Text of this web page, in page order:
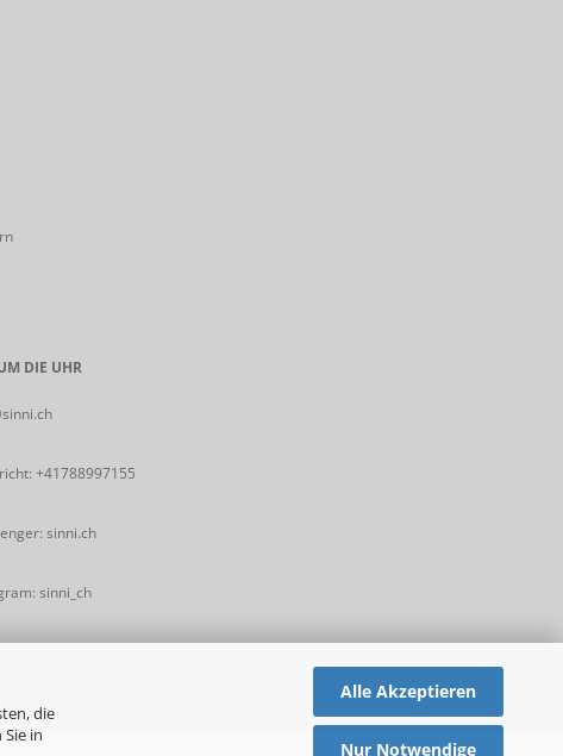
die
in
Alle Akzeptieren
Nur Notwendige
DIE UHR
+41788997155
sinni.ch
sinni_ch